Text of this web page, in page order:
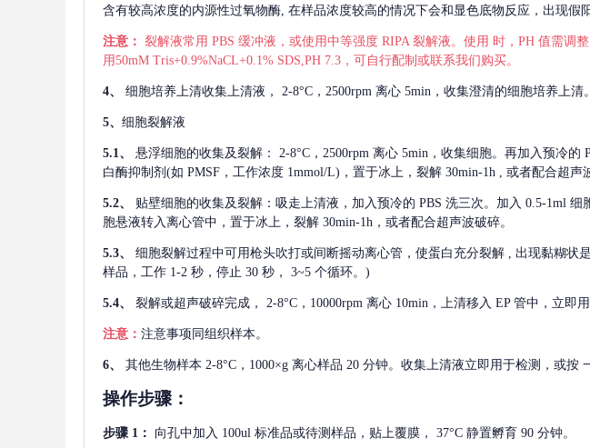
含有较高浓度的内源性过氧物酶, 在样品浓度较高的情况下会和显色底物反应，出现假
注意： 裂解液常用 PBS 缓冲液，或使用中等强度 RIPA 裂解液。使用 时，PH 值需调
用50mM Tris+0.9%NaCL+0.1% SDS,PH 7.3，可自行配制或联系我们购买。
4、 细胞培养上清收集上清液， 2-8°C，2500rpm 离心 5min，收集澄清的细胞培养上
5、 细胞裂解液
5.1、 悬浮细胞的收集及裂解：
2-8°C，2500rpm 离心 5min，收集细胞。再加入预冷
白酶抑制剂(如 PMSF，工作浓度 1mmol/L)，置于冰上，裂解 30min-1h , 或者配合超声
5.2、 贴壁细胞的收集及裂解：吸走上清液，加入预冷的 PBS 洗三次。加入 0.5-1ml
胞悬液转入离心管中，置于冰上，裂解 30min-1h，或者配合超声波破碎。
5.3、 细胞裂解过程中可用枪头吹打或间断摇动离心管，使蛋白充分裂解 , 出现黏糊状
样品，工作 1-2 秒，停止 30 秒， 3~5 个循环。)
5.4、 裂解或超声破碎完成， 2-8°C，10000rpm 离心 10min，上清移入 EP 管中，立即
注意： 注意事项同组织样本。
6、 其他生物样本 2-8°C，1000×g 离心样品 20 分钟。收集上清液立即用于检测，或按
操作步骤：
步骤 1： 向孔中加入 100ul 标准品或待测样品，贴上覆膜， 37°C 静置孵育 90 分钟。